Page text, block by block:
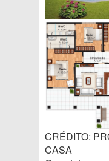
CRÉDITO:
CASA